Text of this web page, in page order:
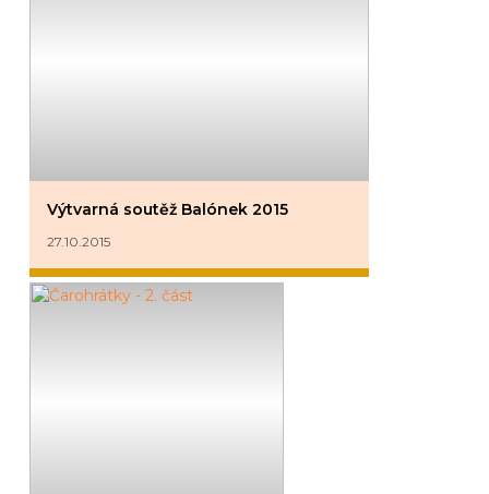
Výtvarná soutěž Balónek 2015
27.10.2015